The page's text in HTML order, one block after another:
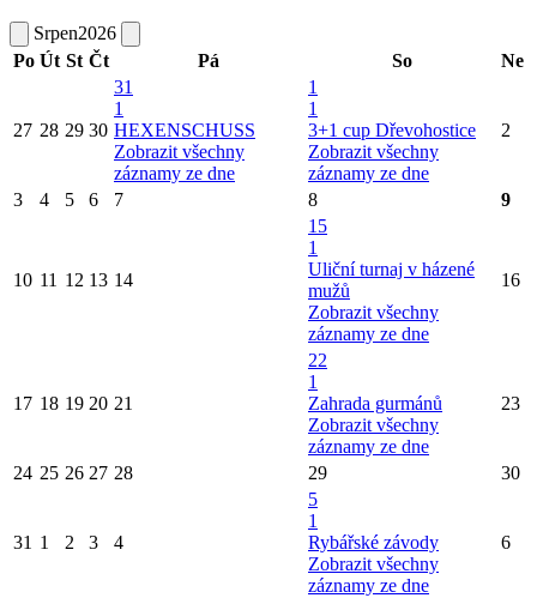
Srpen2026
Po Út St Čt Pá So Ne
27 28 29 30
31
1
HEXENSCHUSS
Zobrazit všechny
záznamy ze dne
1
1
3+1 cup Dřevohostice
Zobrazit všechny
záznamy ze dne
2
3 4 5 6 7 8 9
10 11 12 13 14
15
1
Uliční turnaj v házené
mužů
Zobrazit všechny
záznamy ze dne
16
17 18 19 20 21
22
1
Zahrada gurmánů
Zobrazit všechny
záznamy ze dne
23
24 25 26 27 28 29 30
31 1 2 3 4
5
1
Rybářské závody
Zobrazit všechny
záznamy ze dne
6